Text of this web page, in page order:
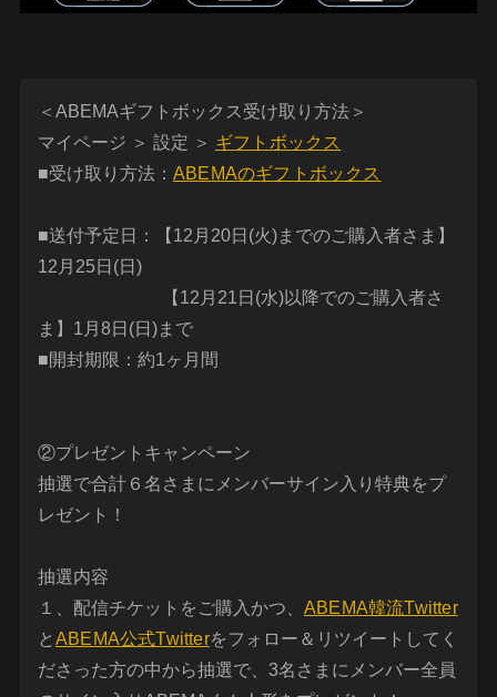
＜ABEMAギフトボックス受け取り方法＞
マイページ ＞ 設定 ＞ ギフトボックス
■受け取り方法： ABEMAのギフトボックス
■送付予定日：【12月20日(火)までのご購入者さま】
12月25日(日)
【12月21日(水)以降でのご購入者さ
ま】1月8日(日)まで
■開封期限：約1ヶ月間
②プレゼントキャンペーン
抽選で合計６名さまにメンバーサイン入り特典をプ
レゼント！
抽選内容
１、配信チケットをご購入かつ、 ABEMA韓流Twitter
とABEMA公式Twitterをフォロー＆リツイートしてく
ださった方の中から抽選で、3名さまにメンバー全員